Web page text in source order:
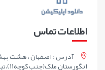
اطلاعات تماس
آدرس : اصفهان ، هشت
انگورستان ملک(جنب کوچه11)،تبلیغات مهرگان طرح